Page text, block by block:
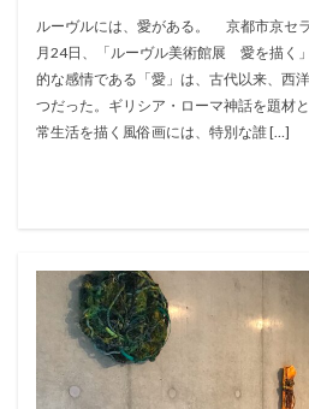
ルーヴルには、愛がある。 京都市京セ
月24日、「ルーヴル美術館展 愛を描
的な感情である「愛」は、古代以来、西
つだった。ギリシア・ローマ神話を題材
常生活を描く風俗画には、特別な誰 […]